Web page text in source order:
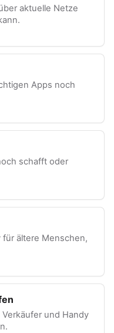
aktuelle Netze
Apps noch
schafft oder
für ältere Menschen,
und Handy